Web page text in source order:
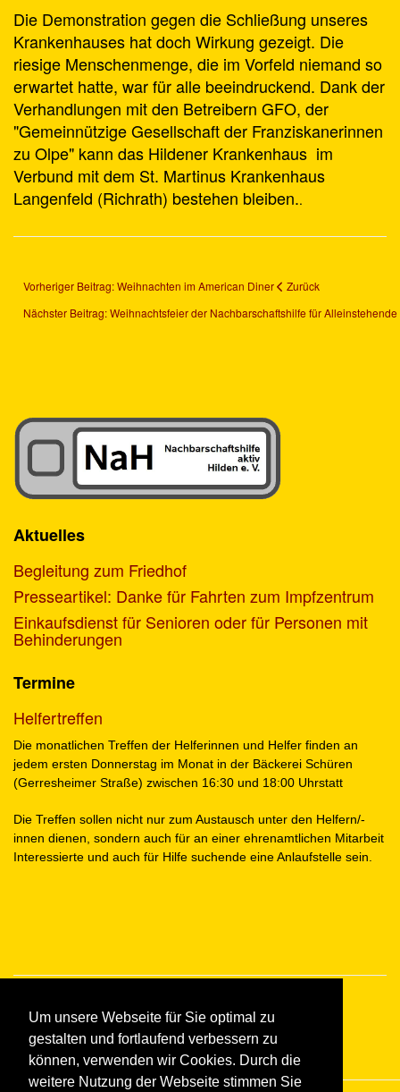
Um unsere Webseite für Sie optimal zu
gestalten und fortlaufend verbessern zu
können, verwenden wir Cookies. Durch die
weitere Nutzung der Webseite stimmen Sie
Die Demonstration gegen die Schließung unseres
Krankenhauses hat doch Wirkung gezeigt. Die
riesige Menschenmenge, die im Vorfeld niemand so
erwartet hatte, war für alle beeindruckend. Dank der
Verhandlungen mit den Betreibern GFO, der
"Gemeinnützige Gesellschaft der Franziskanerinnen
zu Olpe" kann das Hildener Krankenhaus im
Verbund mit dem St. Martinus Krankenhaus
Langenfeld (Richrath) bestehen bleiben..
Vorheriger Beitrag: Weihnachten im American Diner
Zurück
Nächster Beitrag: Weihnachtsfeier der Nachbarschaftshilfe für
Aktuelles
Begleitung zum Friedhof
Presseartikel: Danke für Fahrten zum Impfzentrum
Einkaufsdienst für Senioren oder für Personen mit
Behinderungen
Termine
Helfertreffen
Die monatlichen Treffen der Helferinnen und Helfer finden an
jedem ersten Donnerstag im Monat in der Bäckerei Schüren
(Gerresheimer Straße) zwischen 16:30 und 18:00 Uhrstatt
Die Treffen sollen nicht nur zum Austausch unter den Helfern/-
innen dienen, sondern auch für an einer ehrenamtlichen Mitarbeit
Interessierte und auch für Hilfe suchende eine Anlaufstelle sein.